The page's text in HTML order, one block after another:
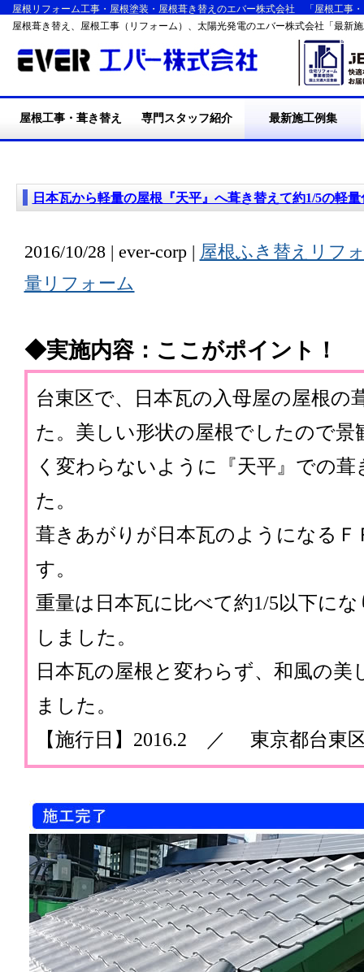
屋根リフォーム工事・屋根塗装・屋根葺き替えのエバー株式会社 「屋根工事
屋根葺き替え、屋根工事（リフォーム）、太陽光発電のエバー株式会社「最新
屋根工事・葺き替え 専門スタッフ紹介 最新施工例集
日本瓦から軽量の屋根『天平』へ葺き替えて約1/5の軽量
2016/10/28 | ever-corp | 屋根ふき替えリフ
量リフォーム
◆実施内容：ここがポイント！
台東区で、日本瓦の入母屋の屋根の
た。美しい形状の屋根でしたので景
く変わらないように『天平』での
た。
葺きあがりが日本瓦のようになるＦ
す。
重量は日本瓦に比べて約1/5以下に
しました。
日本瓦の屋根と変わらず、和風の美
ました。
【施行日】2016.2 ／ 東京都台東